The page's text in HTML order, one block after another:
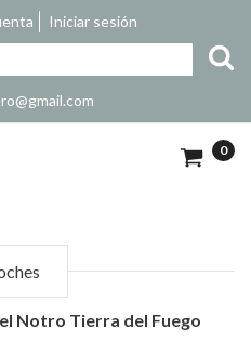
Iniciar sesión
0
Notro Tierra del Fuego